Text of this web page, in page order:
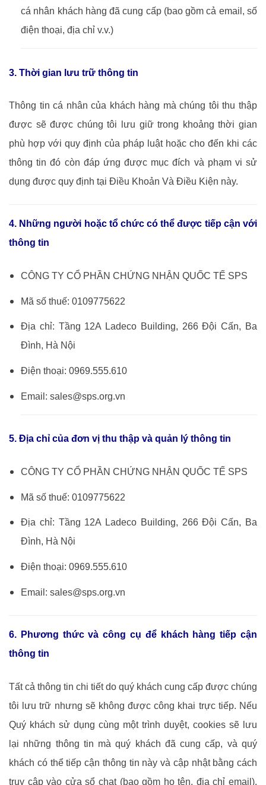
cá nhân khách hàng đã cung cấp (bao gồm cả email, số
điện thoại, địa chỉ v.v.)
3. Thời gian lưu trữ thông tin
Thông tin cá nhân của khách hàng mà chúng tôi thu thập
được sẽ được chúng tôi lưu giữ trong khoảng thời gian
phù hợp với quy định của pháp luật hoặc cho đến khi các
thông tin đó còn đáp ứng được mục đích và phạm vi sử
dụng được quy định tại Điều Khoản Và Điều Kiện này.
4. Những người hoặc tổ chức có thể được tiếp cận với
thông tin
CÔNG TY CỔ PHẦN CHỨNG NHẬN QUỐC TẾ SPS
Mã số thuế: 0109775622
Địa chỉ: Tầng 12A Ladeco Building, 266 Đội Cấn, Ba
Đình, Hà Nội
Điện thoại: 0969.555.610
Email: sales@sps.org.vn
5. Địa chỉ của đơn vị thu thập và quản lý thông tin
CÔNG TY CỔ PHẦN CHỨNG NHẬN QUỐC TẾ SPS
Mã số thuế: 0109775622
Địa chỉ: Tầng 12A Ladeco Building, 266 Đội Cấn, Ba
Đình, Hà Nội
Điện thoại: 0969.555.610
Email: sales@sps.org.vn
6. Phương thức và công cụ để khách hàng tiếp cận
thông tin
Tất cả thông tin chi tiết do quý khách cung cấp được chúng
tôi lưu trữ nhưng sẽ không được công khai trực tiếp. Nếu
Quý khách sử dụng cùng một trình duyệt, cookies sẽ lưu
lại những thông tin mà quý khách đã cung cấp, và quý
khách có thể tiếp cận thông tin này và cập nhật bằng cách
truy cập vào cửa sổ chat (bao gồm họ tên, địa chỉ email).